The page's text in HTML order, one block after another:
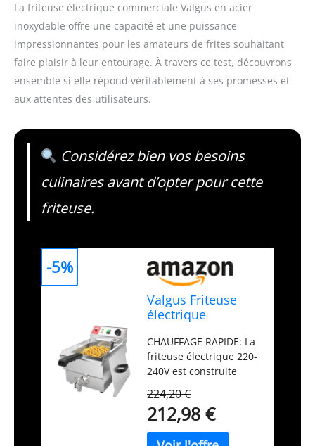
La friteuse électrique commerciale Valgus en acier
inoxydable offre une capacité et une puissance
impressionnantes pour les amateurs de frites souhaitant
faire plaisir à leur entourage. À travers ce test, découvrons
ensemble si elle répond véritablement à ses promesses et
aux attentes des utilisateurs.
Considérez bien vos besoins
culinaires avant d’opter pour cette
friteuse.
Valgus Friteuse
électrique
acier inoxydable
3000W 10L
CHAUFFAGE RAPIDE: La
friteuse électrique 220-
240V est construite
machine en métal de
galvanoplastie de
qualité supérieure, un
224,20 €
212,98 €
-5%